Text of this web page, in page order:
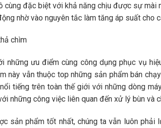
cùng đặc biệt với khả năng chịu được sự mài
nhờ vào nguyên tắc làm tăng áp suất cho
chìm
những ưu điểm cùng công dụng phục vụ
này vẫn thuộc top những sản phẩm bán
tiếng trên toàn thế giới với những dòng
những công việc liên quan đến xử lý bùn và
sản phẩm tốt nhất, chúng ta vẫn luôn phải